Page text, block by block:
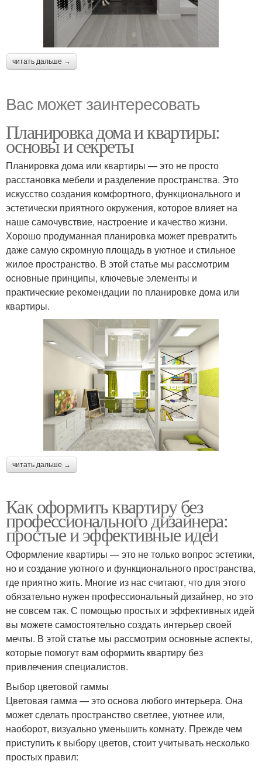
читать дальше →
Вас может заинтересовать
Планировка дома и квартиры:
основы и секреты
Планировка дома или квартиры — это не просто
расстановка мебели и разделение пространства. Это
искусство создания комфортного, функционального и
эстетически приятного окружения, которое влияет на
наше самочувствие, настроение и качество жизни.
Хорошо продуманная планировка может превратить
даже самую скромную площадь в уютное и стильное
жилое пространство. В этой статье мы рассмотрим
основные принципы, ключевые элементы и
практические рекомендации по планировке дома или
квартиры.
читать дальше →
Как оформить квартиру без
профессионального дизайнера:
простые и эффективные идеи
Оформление квартиры — это не только вопрос эстетики,
но и создание уютного и функционального пространства,
где приятно жить. Многие из нас считают, что для этого
обязательно нужен профессиональный дизайнер, но это
не совсем так. С помощью простых и эффективных идей
вы можете самостоятельно создать интерьер своей
мечты. В этой статье мы рассмотрим основные аспекты,
которые помогут вам оформить квартиру без
привлечения специалистов.
Выбор цветовой гаммы
Цветовая гамма — это основа любого интерьера. Она
может сделать пространство светлее, уютнее или,
наоборот, визуально уменьшить комнату. Прежде чем
приступить к выбору цветов, стоит учитывать несколько
простых правил: